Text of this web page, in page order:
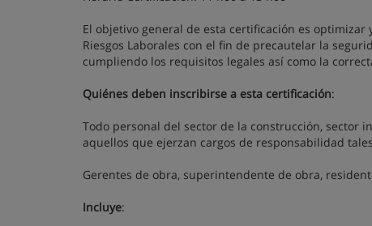
El objetivo general de esta certificación es
Riesgos Laborales con el fin de precautelar la
cumpliendo los requisitos legales así como la
Quiénes deben inscribirse a esta certificación:
Todo personal del sector de la construcción, sector
aquellos que ejerzan cargos de responsabilidad
Gerentes de obra, superintendente de obra,
Incluye: